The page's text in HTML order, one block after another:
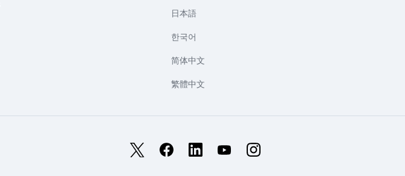
日本語
한국어
简体中文
繁體中文
FacebookLinkedInYouTubeInstagram